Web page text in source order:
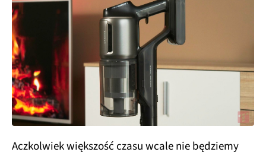
Aczkolwiek większość czasu wcale nie będziemy